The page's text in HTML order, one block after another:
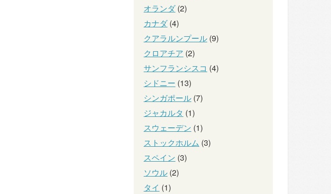
オランダ(2)
カナダ(4)
クアラルンプール (9)
クロアチア (2)
サンフランシスコ (4)
シドニー (13)
シンガポール (7)
ジャカルタ (1)
スウェーデン (1)
ストックホルム (3)
スペイン (3)
ソウル (2)
タイ (1)